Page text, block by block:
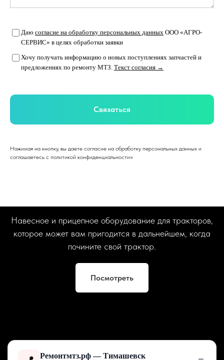
Даю согласие на обработку персональных данных ООО «АГРО-
СЕРВИС» в целях обработки заявки
Хочу получать информацию о новых поступлениях запчастей и
предложениях по ремонту МТЗ. Текст согласия →
Связаться
Нажимая на кнопку, вы даете согласие на обработку персональных данных и
соглашаетесь c политикой конфиденциальности»
Навесное и прицепное оборудование для тракторов,
которое может вам пригодится в дальнейшем, когда
почините свой трактор.
Посмотреть
Ремонтмтз.рф — Тимашевск